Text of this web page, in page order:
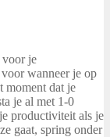
voor je
wanneer je op
moment dat je
je al met 1-0
productiviteit als je
gaat, spring onder